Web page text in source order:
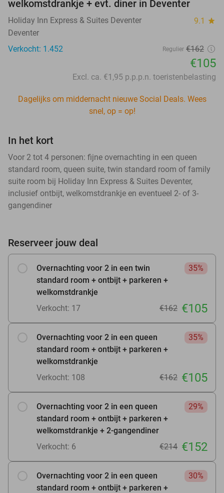
welkomstdrankje + evt. diner in Deventer
Holiday Inn Express & Suites Deventer 9.1 star
Deventer
Verkocht: 1.452
Regulier €162
€105
Excl. ca. €1,95 p.p.p.n. toeristenbelasting
Dagelijks om middernacht nieuwe Social Deals. Wees
snel, op = op!
In het kort
Voor 2 tot 4 personen: fijne overnachting in een queen
standard room, queen suite, twin standard room of family
suite room bij Holiday Inn Express & Suites Deventer,
inclusief ontbijt, welkomstdrankje en eventueel 2- of 3-
gangendiner
Reserveer jouw deal
Overnachting voor 2 in een twin
standard room + ontbijt + parkeren +
welkomstdrankje
35%
Verkocht: 17 €162 €105
Overnachting voor 2 in een queen
standard room + ontbijt + parkeren +
welkomstdrankje
35%
Verkocht: 108 €162 €105
Overnachting voor 2 in een queen
standard room + ontbijt + parkeren +
welkomstdrankje + 2-gangendiner
29%
Verkocht: 6 €214 €152
Overnachting voor 2 in een queen
standard room + ontbijt + parkeren +
30%